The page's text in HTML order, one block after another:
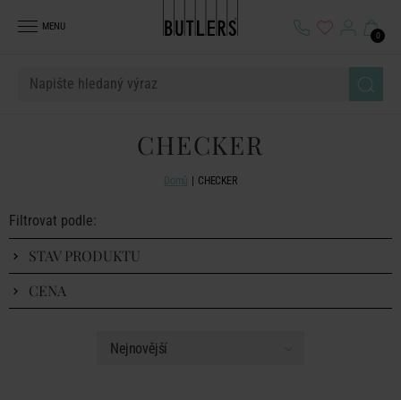
MENU
0
CHECKER
Domů CHECKER
Filtrovat podle:
STAV PRODUKTU
CENA